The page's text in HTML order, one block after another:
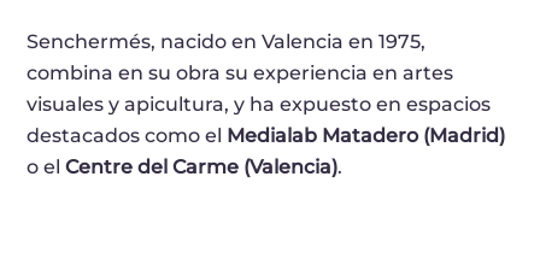
Senchermés, nacido en Valencia en 1975,
combina en su obra su experiencia en artes
visuales y apicultura, y ha expuesto en espacios
destacados como el Medialab Matadero (Madrid)
o elCentre del Carme (Valencia).